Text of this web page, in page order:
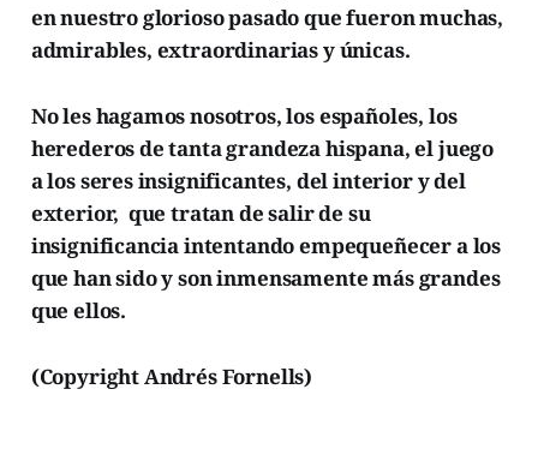
en nuestro glorioso pasado que fueron muchas,
admirables, extraordinarias y únicas.
No les hagamos nosotros, los españoles, los
herederos de tanta grandeza hispana, el juego
a los seres insignificantes, del interior y del
exterior, que tratan de salir de su
insignificancia intentando empequeñecer a los
que han sido y son inmensamente más grandes
que ellos.
(Copyright Andrés Fornells)